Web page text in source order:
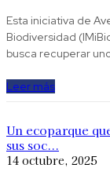
Esta iniciativa de
Biodiversidad
busca recuperar
Leer más
Un ecoparque
sus soc...
14 octubre, 2025